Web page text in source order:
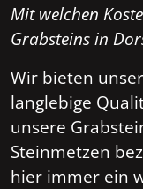
Mit welchen
Grabsteins in
Wir bieten
langlebige
unsere
Steinmetzen
hier immer ein